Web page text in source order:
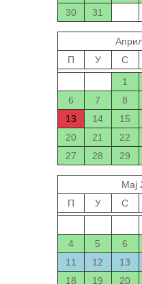
30
31
П
У С
1
6
7 8
13
14 15
20
21 22
27
28 29
Мај
П
У С
4
5 6
11
12 13
18
19 20